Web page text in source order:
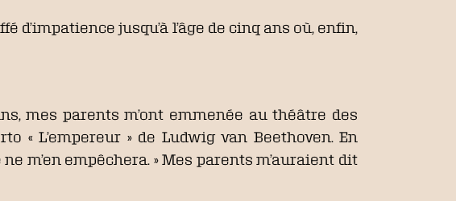
d’impatience jusqu’à l’âge de cinq ans où, enfin,
mes parents m’ont emmenée au théâtre des
« L’empereur » de Ludwig van Beethoven. En
m’en empêchera. » Mes parents m’auraient dit